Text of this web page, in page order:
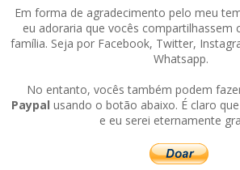
Em forma de agradecimento pelo meu
eu adoraria que vocês compartilhassem
família. Seja por Facebook, Twitter,
Whatsapp.
No entanto, vocês também podem
Paypal usando o botão abaixo. É claro
e eu serei eternamente